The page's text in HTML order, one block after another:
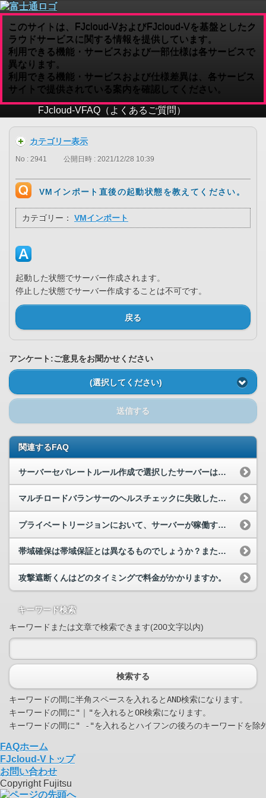
このサイトは、FJcloud-VおよびFJcloud-Vを基盤としたク
ラウドサービスに関する情報を提供しています。
利用できる機能・サービスおよび一部仕様は各サービスで
異なります。
利用できる機能・サービスおよび仕様差異は、各サービス
サイトで提供されている案内を確認してください。
FJcloud-VFAQ（よくあるご質問）
カテゴリー表示
No : 2941 公開日時 : 2021/12/28 10:39
VMインポート直後の起動状態を教えてください。
カテゴリー： VMインポート
起動した状態でサーバー作成されます。
停止した状態でサーバー作成することは不可です。
戻る
アンケート:ご意見をお聞かせください
(選択してください)
送信する
関連するFAQ
サーバーセパレートルール作成で選択したサーバーは再起動されますか。
マルチロードバランサーのヘルスチェックに失敗した場合の挙動について
プライベートリージョンにおいて、サーバーが稼働する物理機器を限定することは可能ですか。
帯域確保は帯域保証とは異なるものでしょうか？また、ユーザー数の増加等によって設定した通信速度を下回る可能性はありますか？
攻撃遮断くんはどのタイミングで料金がかかりますか。
キーワード検索
キーワードまたは文章で検索できます(200文字以内)
検索する
キーワードの間に半角スペースを入れるとAND検索になります。
キーワードの間に"｜"を入れるとOR検索になります。
FAQホーム
FJcloud-Vトップ
お問い合わせ
Copyright Fujitsu